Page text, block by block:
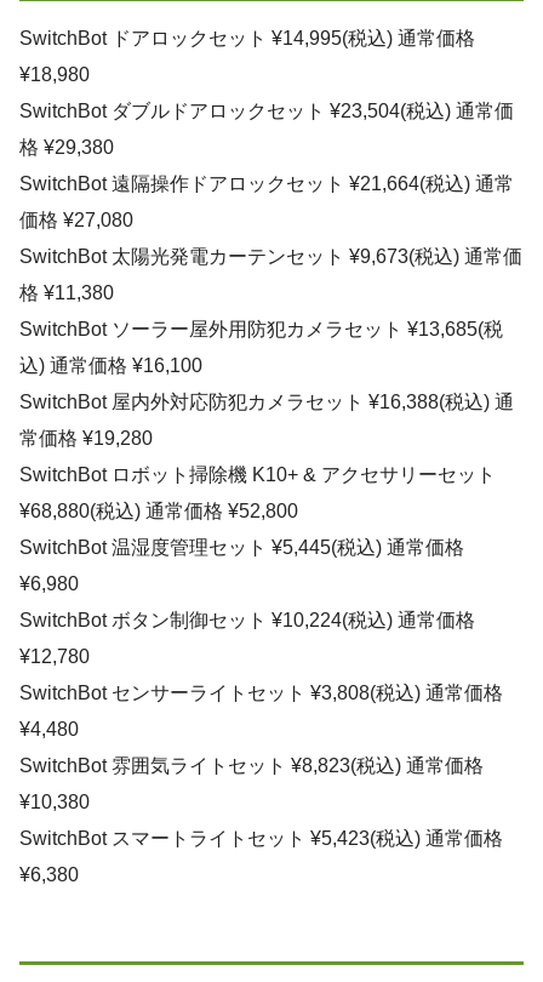
SwitchBot ドアロックセット ¥14,995(税込) 通常価格
¥18,980
SwitchBot ダブルドアロックセット ¥23,504(税込) 通常価
格 ¥29,380
SwitchBot 遠隔操作ドアロックセット ¥21,664(税込) 通常
価格 ¥27,080
SwitchBot 太陽光発電カーテンセット ¥9,673(税込) 通常価
格 ¥11,380
SwitchBot ソーラー屋外用防犯カメラセット ¥13,685(税
込) 通常価格 ¥16,100
SwitchBot 屋内外対応防犯カメラセット ¥16,388(税込) 通
常価格 ¥19,280
SwitchBot ロボット掃除機 K10+ & アクセサリーセット
¥68,880(税込) 通常価格 ¥52,800
SwitchBot 温湿度管理セット ¥5,445(税込) 通常価格
¥6,980
SwitchBot ボタン制御セット ¥10,224(税込) 通常価格
¥12,780
SwitchBot センサーライトセット ¥3,808(税込) 通常価格
¥4,480
SwitchBot 雰囲気ライトセット ¥8,823(税込) 通常価格
¥10,380
SwitchBot スマートライトセット ¥5,423(税込) 通常価格
¥6,380